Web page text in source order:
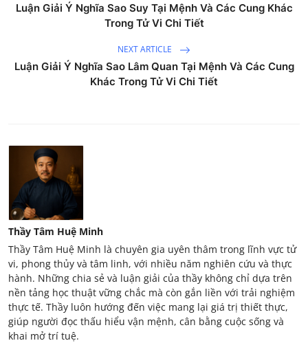
Luận Giải Ý Nghĩa Sao Suy Tại Mệnh Và Các Cung Khác
Trong Tử Vi Chi Tiết
NEXT ARTICLE
Luận Giải Ý Nghĩa Sao Lâm Quan Tại Mệnh Và Các Cung
Khác Trong Tử Vi Chi Tiết
Thầy Tâm Huệ Minh
Thầy Tâm Huệ Minh là chuyên gia uyên thâm trong lĩnh vực tử
vi, phong thủy và tâm linh, với nhiều năm nghiên cứu và thực
hành. Những chia sẻ và luận giải của thầy không chỉ dựa trên
nền tảng học thuật vững chắc mà còn gắn liền với trải nghiệm
thực tế. Thầy luôn hướng đến việc mang lại giá trị thiết thực,
giúp người đọc thấu hiểu vận mệnh, cân bằng cuộc sống và
khai mở trí tuệ.